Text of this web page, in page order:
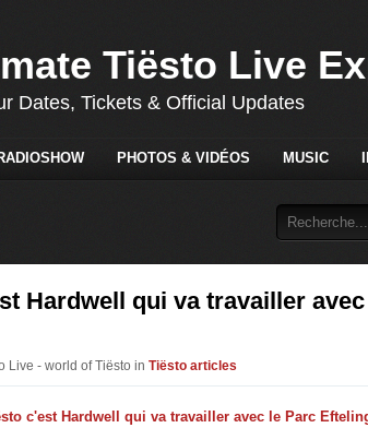
Tiësto Live
Dates, Tickets & Official Updates
PHOTOS & VIDÉOS MUSIC
Hardwell qui va travailler
Live - world of Tiësto in Tiësto articles